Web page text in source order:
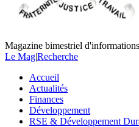
Magazine bimestriel
Le Mag|Recherche
Accueil
Actualités
Finances
Développement
RSE & Développement